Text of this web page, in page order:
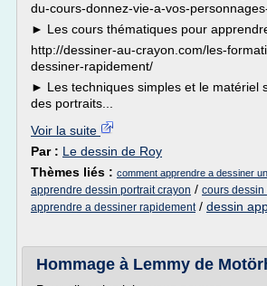
du-cours-donnez-vie-a-vos-
► Les cours thématiques pour
http://dessiner-au-crayon.com/les-
dessiner-rapidement/
► Les techniques simples et le matériel
des portraits...
Voir la suite
Par : Le dessin de Roy
Thèmes liés : comment apprendre a dessiner
apprendre dessin portrait crayon / cours dessin
apprendre a dessiner rapidement/ dessin
Hommage à Lemmy de